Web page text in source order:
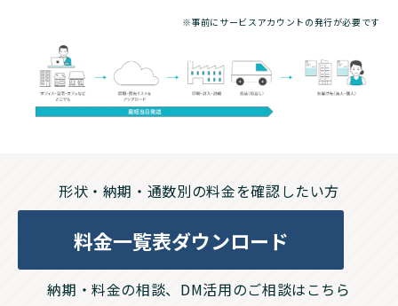
※事前にサービスアカウントの発行が必要です
形状・納期・通数別の料金を確認したい方
料金一覧表ダウンロード
納期・料金の相談、DM活用のご相談はこちら